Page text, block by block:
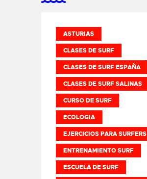
ASTURIAS
CLASES DE SURF
CLASES DE SURF ESPAÑA
CLASES DE SURF SALINAS
CURSO DE SURF
ECOLOGIA
EJERCICIOS PARA SURFERS
ENTRENAMIENTO SURF
ESCUELA DE SURF